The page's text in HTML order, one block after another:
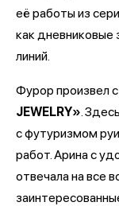
её работы из
как дневниковые
линий.
Фурор произвел
JEWELRY».
с футуризмом
работ. Арина с
отвечала на все